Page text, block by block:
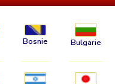
Bosnie Bulgarie